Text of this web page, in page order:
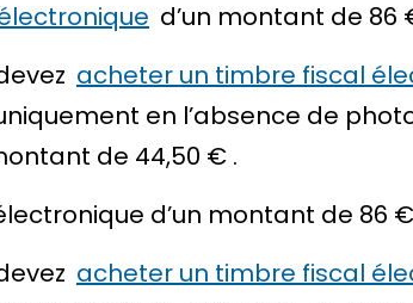
d’un montant de 86
acheter un timbre fiscal
en l’absence de
de 44,50 € .
d’un montant de 86 €
acheter un timbre fiscal